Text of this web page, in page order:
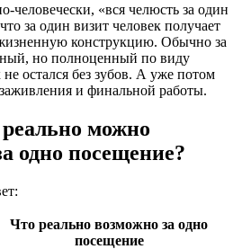
человечески, «вся челюсть за один
за один визит человек получает
конструкцию. Обычно за
но полноценный по виду
остался без зубов. А уже потом
и финальной работы.
можно
одно посещение?
Что реально возможно за одно
посещение